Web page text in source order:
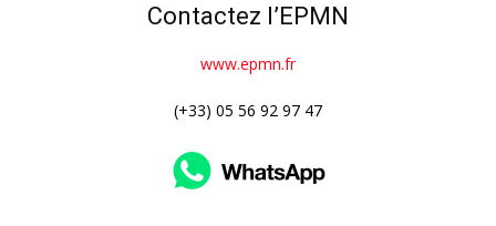
Contactez l’EPMN
www.epmn.fr
(+33) 05 56 92 97 47